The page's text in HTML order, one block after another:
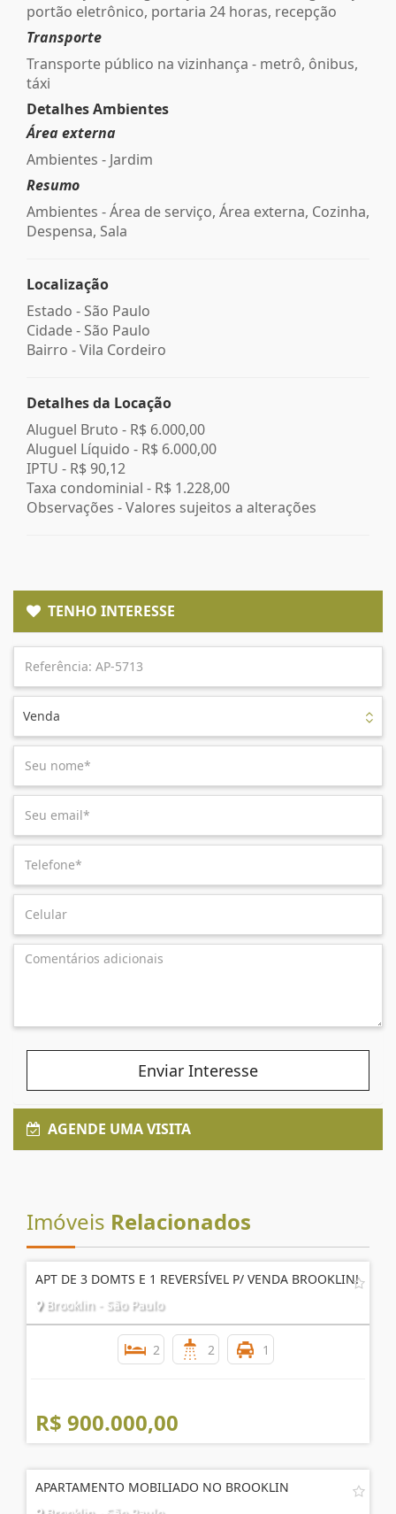
portão eletrônico, portaria 24 horas, recepção
Transporte
Transporte público na vizinhança - metrô, ônibus,
táxi
Detalhes Ambientes
Área externa
Ambientes - Jardim
Resumo
Ambientes - Área de serviço, Área externa, Cozinha,
Despensa, Sala
Localização
Estado - São Paulo
Cidade - São Paulo
Bairro -Vila Cordeiro
Detalhes da Locação
Aluguel Bruto - R$ 6.000,00
Aluguel Líquido - R$ 6.000,00
IPTU - R$ 90,12
Taxa condominial - R$ 1.228,00
Observações - Valores sujeitos a alterações
TENHO INTERESSE
Venda
Enviar Interesse
ImóveisRelacionados
APT DE 3 DOMTS E 1 REVERSÍVEL P/ VENDA BROOKLIN!
2
R$ 900.000,00